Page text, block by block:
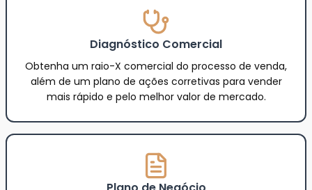
Diagnóstico Comercial
Obtenha um raio-X comercial do processo de venda,
além de um plano de ações corretivas para vender
mais rápido e pelo melhor valor de mercado.